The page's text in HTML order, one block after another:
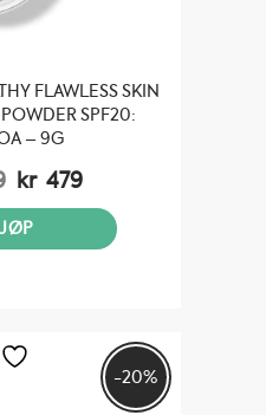
FLAWLESS SKIN
SPF20:
– 9G
Opprinnelig
pris
var:
kr 599.
kr 479Nåværende
pris
er:
kr 479.
-20%